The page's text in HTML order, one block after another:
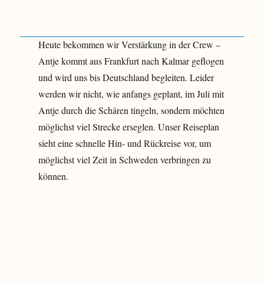
Heute bekommen wir Verstärkung in der Crew –
Antje kommt aus Frankfurt nach Kalmar geflogen
und wird uns bis Deutschland begleiten. Leider
werden wir nicht, wie anfangs geplant, im Juli mit
Antje durch die Schären tingeln, sondern möchten
möglichst viel Strecke erseglen. Unser Reiseplan
sieht eine schnelle Hin- und Rückreise vor, um
möglichst viel Zeit in Schweden verbringen zu
können.